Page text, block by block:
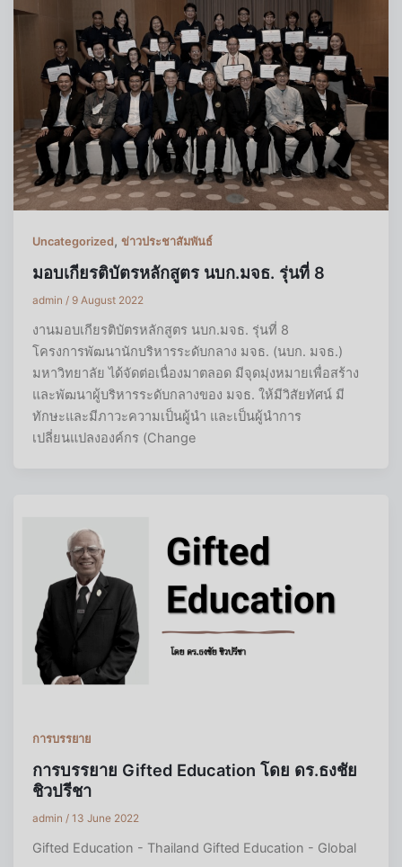
Uncategorized,ข่าวประชาสัมพันธ์
มอบเกียรติบัตรหลักสูตร นบก.มจธ. รุ่นที่ 8
admin/9 August 2022
งานมอบเกียรติบัตรหลักสูตร นบก.มจธ. รุ่นที่ 8
โครงการพัฒนานักบริหารระดับกลาง มจธ. (นบก. มจธ.)
มหาวิทยาลัย ได้จัดต่อเนื่องมาตลอด มีจุดมุ่งหมายเพื่อสร้าง
และพัฒนาผู้บริหารระดับกลางของ มจธ. ให้มีวิสัยทัศน์ มี
ทักษะและมีภาวะความเป็นผู้นำ และเป็นผู้นำการ
เปลี่ยนแปลงองค์กร (Change
การบรรยาย
การบรรยาย Gifted Education โดย ดร.ธงชัย
ชิวปรีชา
admin/13 June 2022
Gifted Education - Thailand Gifted Education - Global